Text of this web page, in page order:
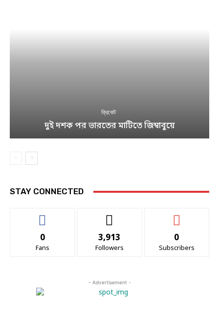
ক্রিকেট
দুই দশক পর ভারতের মাটিতে জিম্বাবুয়ে
STAY CONNECTED
0
Fans
3,913
Followers
0
Subscribers
- Advertisement -